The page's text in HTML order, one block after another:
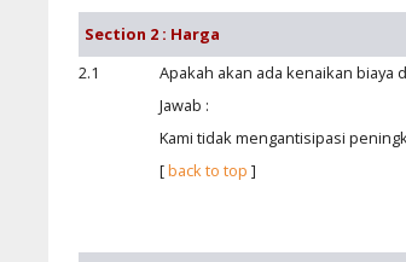
Section 2 : Harga
2.1
Apakah akan ada kenaikan biaya
Jawab :
Kami tidak mengantisipasi
[back to top ]